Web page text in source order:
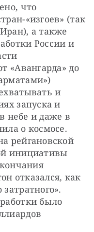
что
«изгоев» (так
а также
России и
«Авангарда» до
и
запуска и
небе и даже в
о космосе.
рейгановской
инициативы
отказался, как
было